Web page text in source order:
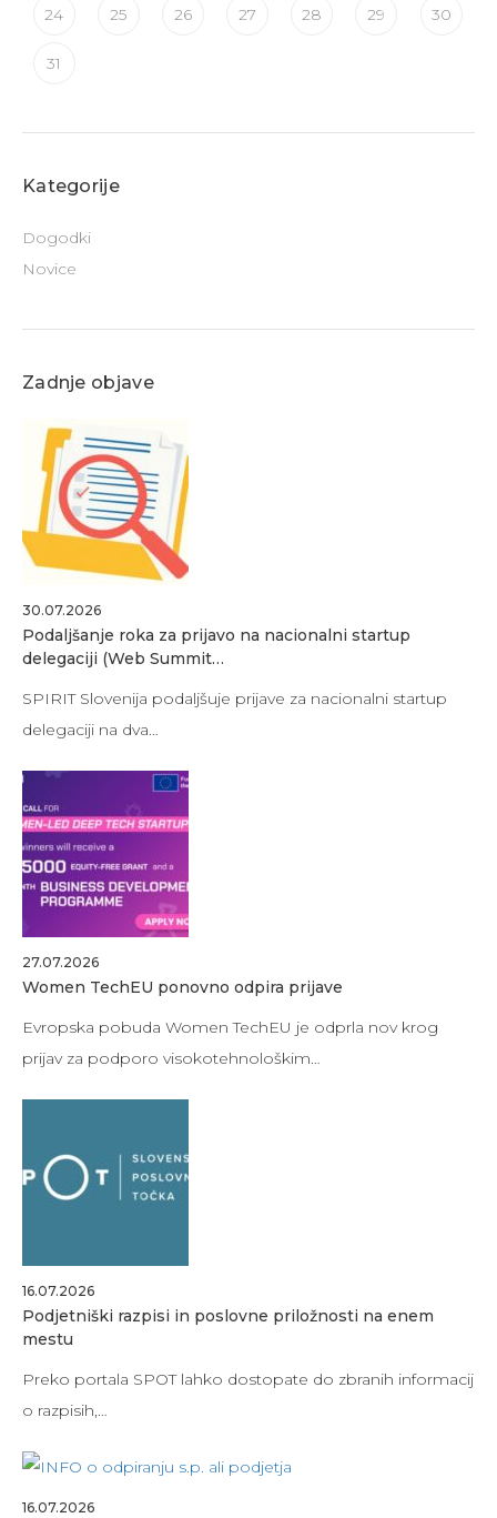
24 25 26 27 28 29 30
31
Kategorije
Dogodki
Novice
Zadnje objave
30.07.2026
Podaljšanje roka za prijavo na nacionalni startup
delegaciji (Web Summit…
SPIRIT Slovenija podaljšuje prijave za nacionalni startup
delegaciji na dva…
27.07.2026
Women TechEU ponovno odpira prijave
Evropska pobuda Women TechEU je odprla nov krog
prijav za podporo visokotehnološkim…
16.07.2026
Podjetniški razpisi in poslovne priložnosti na enem
mestu
Preko portala SPOT lahko dostopate do zbranih informacij
o razpisih,…
16.07.2026